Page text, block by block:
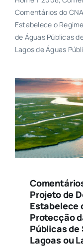
Comentários do
Estabelece o
de Águas Públicas
Lagos de Águas
Projeto de
Estabelece
Protecção
Públicas de
Lagoas ou